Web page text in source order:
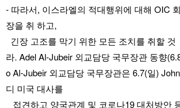
- 따라서, 이스라엘의 적대행위에 대해 OIC
장을 취 하고,
  긴장 고조를 막기 위한 모든 조치를 취할 것
라. Adel Al-Jubeir 외교담당 국무장관 동향
o Al-Jubeir 외교담당 국무장관은 6.7(일)
디 미국 대사를